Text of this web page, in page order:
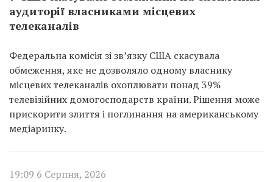
аудиторії власниками місцевих
телеканалів
Федеральна комісія зі зв’язку США скасувала
обмеження, яке не дозволяло одному власнику
місцевих телеканалів охоплювати понад 39%
телевізійних домогосподарств країни. Рішення може
прискорити злиття і поглинання на американському
медіаринку.
19:09 6 Серпня, 2026